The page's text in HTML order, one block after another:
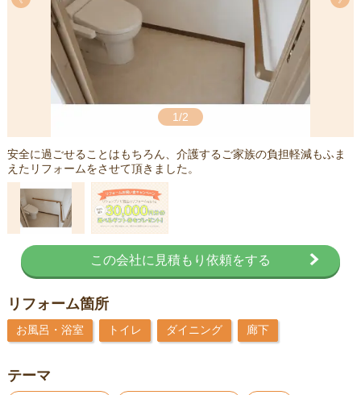
1/2
安全に過ごせることはもちろん、介護するご家族の負担軽減もふま
えたリフォームをさせて頂きました。
この会社に見積もり依頼をする
リフォーム箇所
お風呂・浴室 トイレ ダイニング 廊下
テーマ